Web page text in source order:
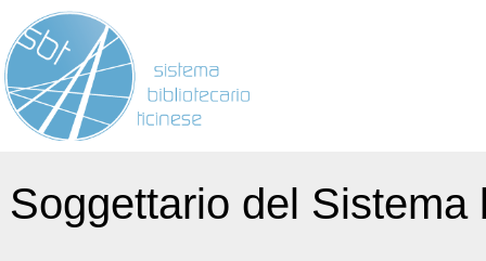
Soggettario del